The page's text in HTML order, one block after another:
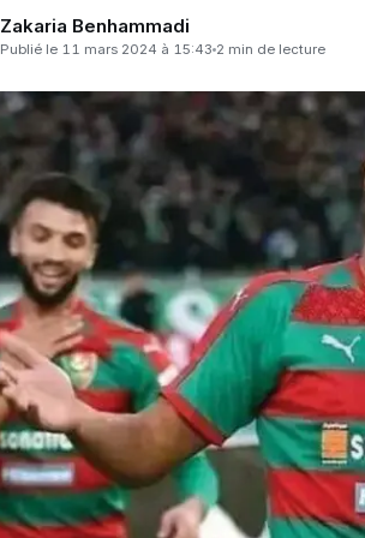
Zakaria Benhammadi
Publié le 11 mars 2024 à 15:43 2 min de lecture